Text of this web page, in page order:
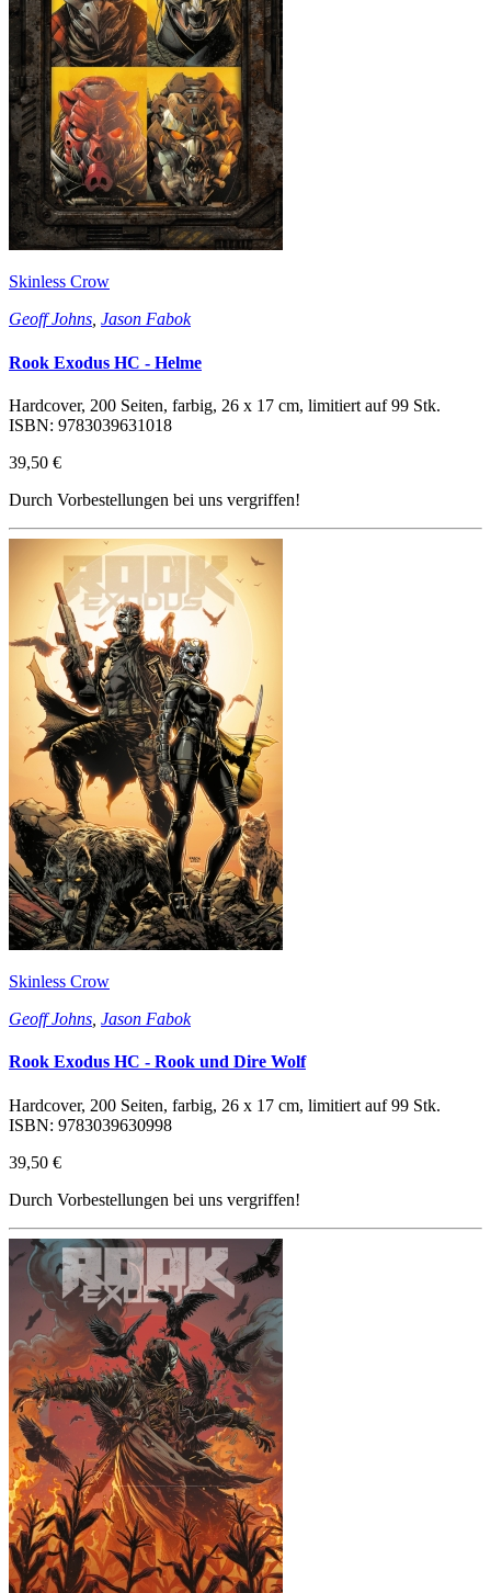
Skinless Crow
Geoff Johns, Jason Fabok
Rook Exodus HC - Helme
Hardcover, 200 Seiten, farbig, 26 x 17 cm, limitiert auf 99 Stk.
ISBN: 9783039631018
39,50 €
Durch Vorbestellungen bei uns vergriffen!
Skinless Crow
Geoff Johns Jason Fabok
Rook Exodus HC - Rook und Dire Wolf
Hardcover, 200 Seiten, farbig, 26 x 17 cm, limitiert auf 99 Stk.
ISBN: 9783039630998
39,50 €
Durch Vorbestellungen bei uns vergriffen!